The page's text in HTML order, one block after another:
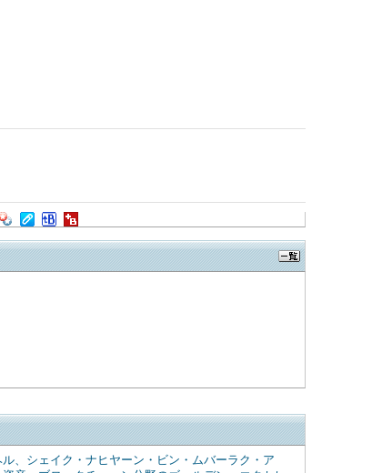
、シェイク・ナヒヤーン・ビン・ムバーラク・ア